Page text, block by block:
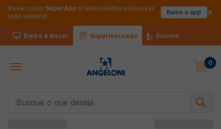
Baixe nosso SuperApp e tenha ofertas exclusivas
toda semana!
Baixe o app
Eletro & Bazar Supermercado Divvino
0